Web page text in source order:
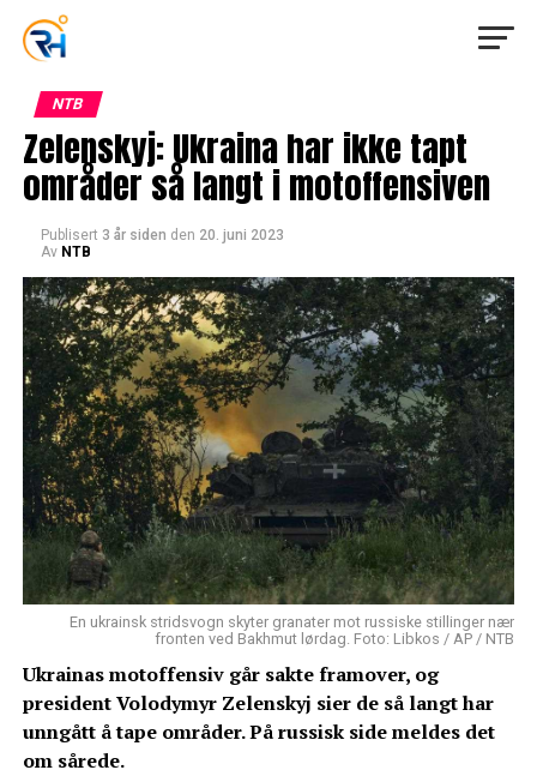
NTB
Zelenskyj: Ukraina har ikke tapt
områder så langt i motoffensiven
Publisert 3 år siden den 20. juni 2023
Av NTB
En ukrainsk stridsvogn skyter granater mot russiske stillinger nær
fronten ved Bakhmut lørdag. Foto: Libkos / AP / NTB
Ukrainas motoffensiv går sakte framover, og
president Volodymyr Zelenskyj sier de så langt har
unngått å tape områder. På russisk side meldes det
om sårede.